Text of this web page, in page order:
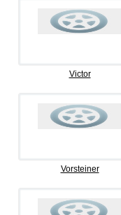
Victor
Vorsteiner